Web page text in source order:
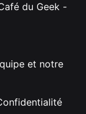
du Geek -
et notre